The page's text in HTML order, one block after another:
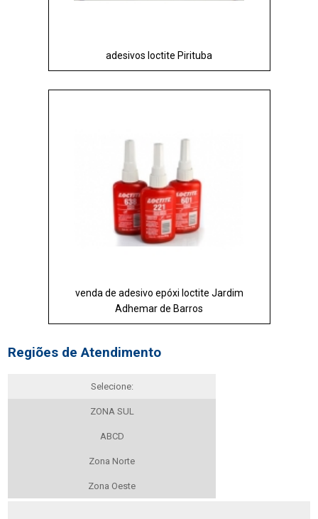
adesivos loctite Pirituba
venda de adesivo epóxi loctite Jardim
Adhemar de Barros
Regiões de Atendimento
Selecione:
ZONA SUL
ABCD
Zona Norte
Zona Oeste